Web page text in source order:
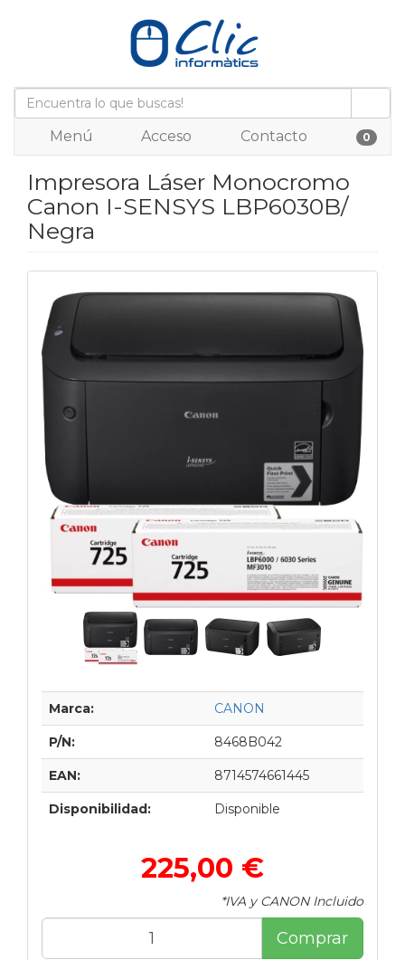
Menú Acceso Contacto 0
Impresora Láser Monocromo
Canon I-SENSYS LBP6030B/
Negra
Marca: CANON
P/N: 8468B042
EAN: 8714574661445
Disponibilidad: Disponible
225,00 €
*IVA y CANON Incluido
Comprar